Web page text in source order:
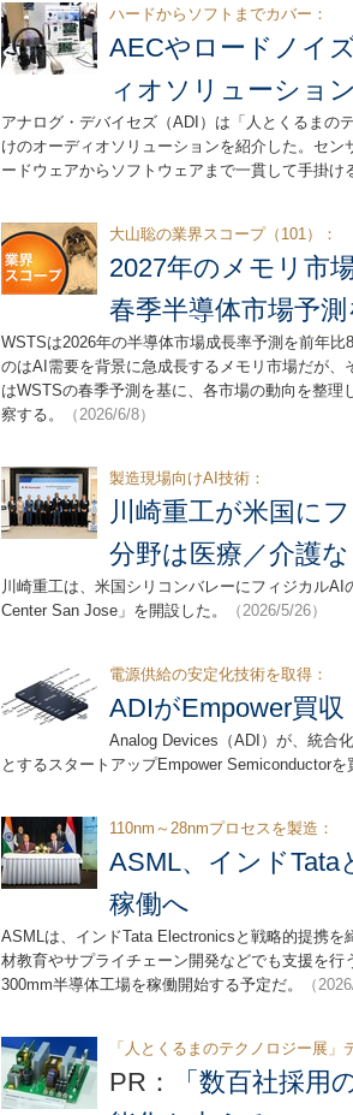
ハードからソフトまでカバー：
AECやロードノイ
ィオソリューション
アナログ・デバイセズ（ADI）は「人とくるまの
けのオーディオソリューションを紹介した。セ
ードウェアからソフトウェアまで一貫して手掛け
大山聡の業界スコープ（101）：
2027年のメモリ市
春季半導体市場予測
WSTSは2026年の半導体市場成長率予測を前年
のはAI需要を背景に急成長するメモリ市場だが
はWSTSの春季予測を基に、各市場の動向を整
察する。
（2026/6/8）
製造現場向けAI技術：
川崎重工が米国に
分野は医療／介護
川崎重工は、米国シリコンバレーにフィジカル
Center San Jose」を開設した。
（2026/5/26）
電源供給の安定化技術を取得：
ADIがEmpower買
Analog Devices（ADI）が、統合
とするスタートアップEmpower Semiconductor
110nm～28nmプロセスを製造：
ASML、インド
稼働へ
ASMLは、インドTata Electronicsと戦略的提携を
材教育やサプライチェーン開発などでも支援を
300mm半導体工場を稼働開始する予定だ。
（
「人とくるまのテクノロジー展」
PR：
「数百社採